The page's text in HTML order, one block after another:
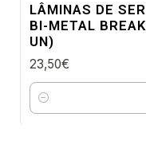
LÂMINAS DE
BI-METAL
UN)
23,50€
Quantidade